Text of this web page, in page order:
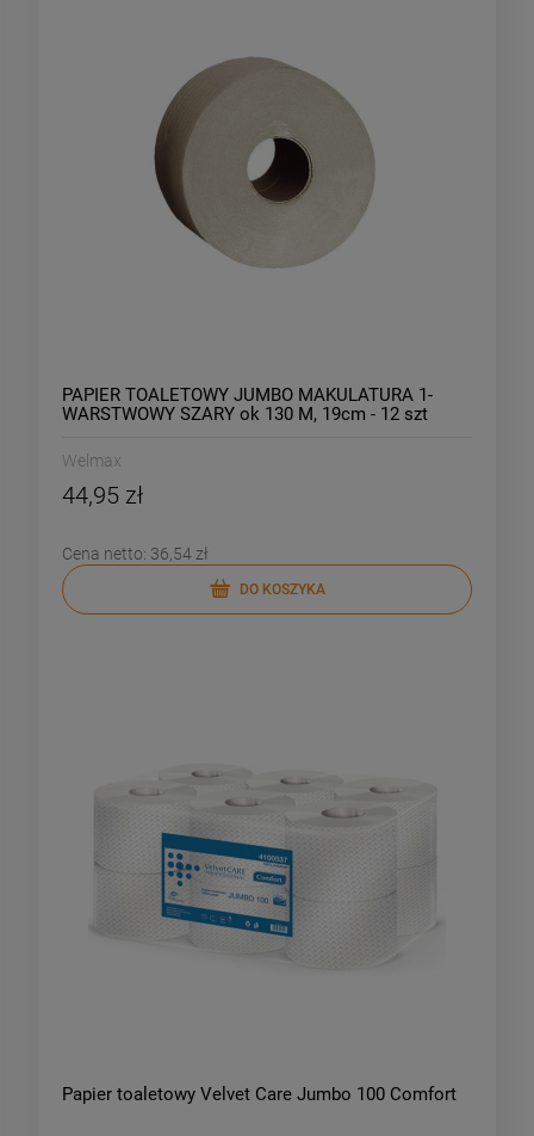
PAPIER TOALETOWY JUMBO MAKULATURA 1-
WARSTWOWY SZARY ok 130 M, 19cm - 12 szt
Welmax
44,95 zł
Cena netto: 36,54 zł
DO KOSZYKA
Papier toaletowy Velvet Care Jumbo 100 Comfort